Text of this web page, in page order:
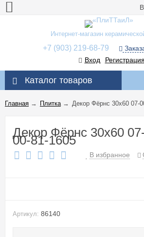
Интернет-магазин
+7 (903) 219-68-79
Вход
Регистрация
Каталог товаров
Главная → Плитка→ Декор Фёрнс 30x60 07-
Декор Фёрнс 30x60
00-81-1605
В избранное
Артикул: 86140